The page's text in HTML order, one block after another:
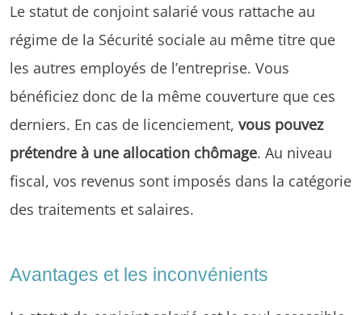
Le statut de conjoint salarié vous rattache au
régime de la Sécurité sociale au même titre que
les autres employés de l’entreprise. Vous
bénéficiez donc de la même couverture que ces
derniers. En cas de licenciement, vous pouvez
prétendre à une allocation chômage. Au niveau
fiscal, vos revenus sont imposés dans la catégorie
des traitements et salaires.
Avantages et les inconvénients